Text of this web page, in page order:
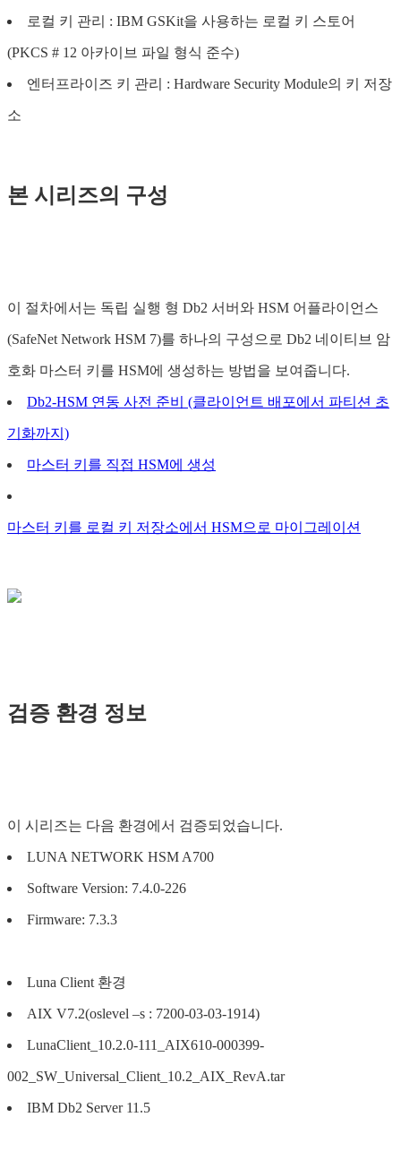
로컬 키 관리 : IBM GSKit을 사용하는 로컬 키 스토어
(PKCS # 12 아카이브 파일 형식 준수)
엔터프라이즈 키 관리 : Hardware Security Module의 키 저장
소
본 시리즈의 구성
이 절차에서는 독립 실행 형 Db2 서버와 HSM 어플라이언스
(SafeNet Network HSM 7)를 하나의 구성으로 Db2 네이티브 암
호화 마스터 키를 HSM에 생성하는 방법을 보여줍니다.
Db2-HSM 연동 사전 준비 (클라이언트 배포에서 파티션 초
기화까지)
마스터 키를 직접 HSM에 생성
마스터 키를 로컬 키 저장소에서 HSM으로 마이그레이션
검증 환경 정보
이 시리즈는 다음 환경에서 검증되었습니다.
LUNA NETWORK HSM A700
Software Version: 7.4.0-226
Firmware: 7.3.3
Luna Client 환경
AIX V7.2(oslevel –s : 7200-03-03-1914)
LunaClient_10.2.0-111_AIX610-000399-
002_SW_Universal_Client_10.2_AIX_RevA.tar
IBM Db2 Server 11.5